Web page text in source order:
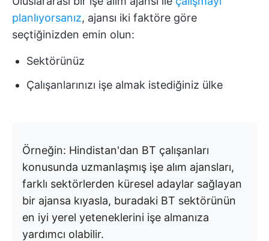
planlıyorsanız, ajansı iki faktöre göre
seçtiğinizden emin olun:
Sektörünüz
Çalışanlarınızı işe almak istediğiniz ülke
Örneğin: Hindistan'dan BT çalışanları
konusunda uzmanlaşmış işe alım ajansları,
farklı sektörlerden küresel adaylar sağlayan
bir ajansa kıyasla, buradaki BT sektörünün
en iyi yerel yeteneklerini işe almanıza
yardımcı olabilir.